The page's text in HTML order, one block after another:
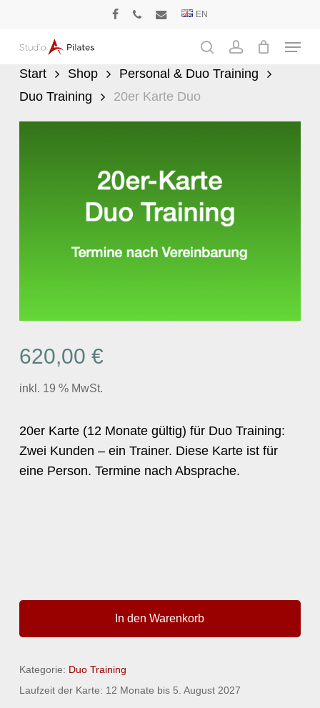
main
content
EN
Menu
Start Shop
Personal & Duo Training
Duo Training
20er Karte Duo
620,00 €
inkl. 19 % MwSt.
20er Karte (12 Monate gültig) für Duo Training:
Zwei Kunden – ein Trainer. Diese Karte ist für
eine Person. Termine nach Absprache.
In den Warenkorb
Kategorie: Duo Training
Laufzeit der Karte: 12 Monate bis 5. August 2027